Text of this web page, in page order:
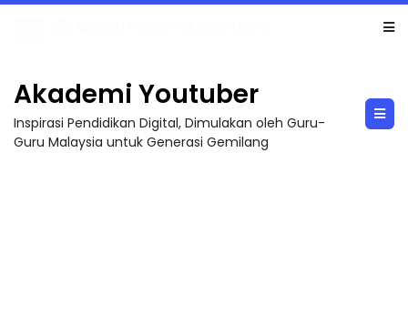
Akademi Youtuber
Inspirasi Pendidikan Digital, Dimulakan oleh Guru-
Guru Malaysia untuk Generasi Gemilang